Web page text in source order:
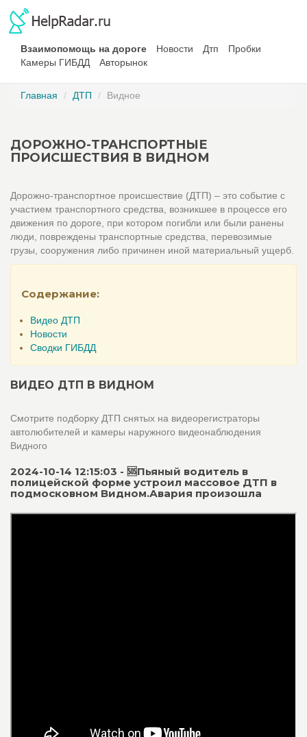
Взаимопомощь на дороге Новости Дтп
Пробки
Камеры ГИБДД
Авторынок
Главная ДТП Видное
ДОРОЖНО-ТРАНСПОРТНЫЕ
ПРОИСШЕСТВИЯ В ВИДНОМ
Дорожно-транспортное происшествие (ДТП) – это событие с
участием транспортного средства, возникшее в процессе его
движения по дороге, при котором погибли или были ранены
люди, повреждены транспортные средства, перевозимые
грузы, сооружения либо причинен иной материальный ущерб.
Содержание:
Видео ДТП
Новости
Сводки ГИБДД
ВИДЕО ДТП В ВИДНОМ
Смотрите подборку ДТП снятых на видеорегистраторы
автолюбителей и камеры наружного видеонаблюдения
Видного
2024-10-14 12:15:03 - 🆘Пьяный водитель в
полицейской форме устроил массовое ДТП в
подмосковном Видном.Авария произошла